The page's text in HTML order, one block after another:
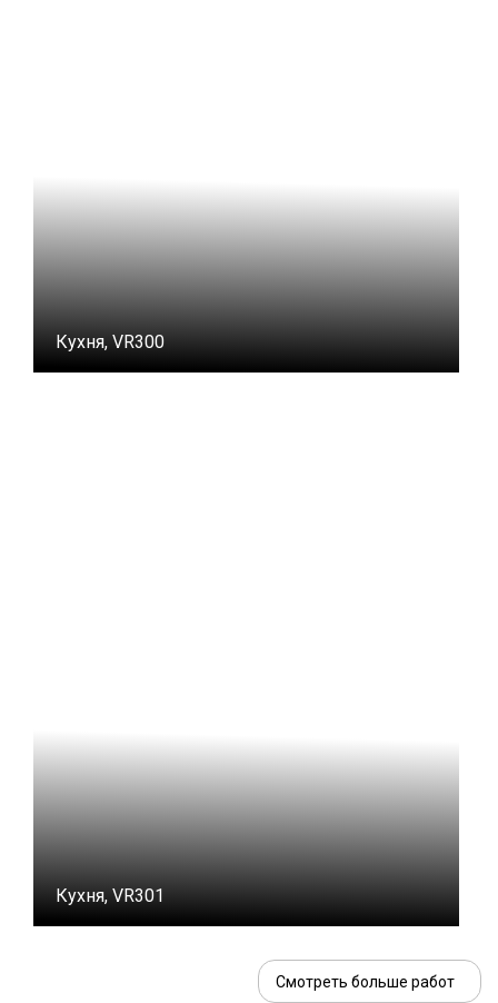
Кухня, VR300
Кухня, VR301
Смотреть больше работ